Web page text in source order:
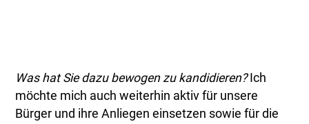
Was hat Sie dazu bewogen zu kandidieren?Ich
möchte mich auch weiterhin aktiv für unsere
Bürger und ihre Anliegen einsetzen sowie für die